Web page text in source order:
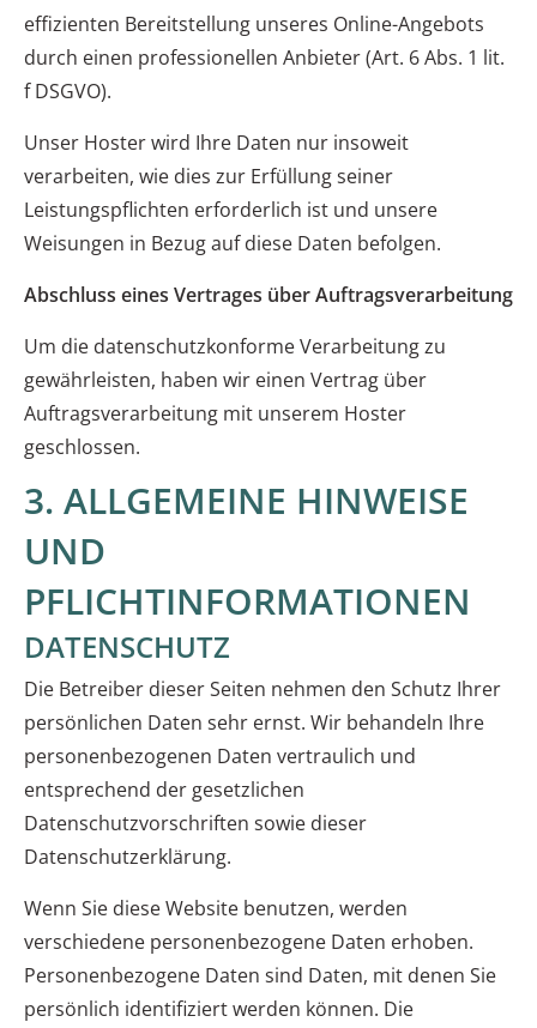
effizienten Bereitstellung unseres Online-Angebots
durch einen professionellen Anbieter (Art. 6 Abs. 1 lit.
f DSGVO).
Unser Hoster wird Ihre Daten nur insoweit
verarbeiten, wie dies zur Erfüllung seiner
Leistungspflichten erforderlich ist und unsere
Weisungen in Bezug auf diese Daten befolgen.
Abschluss eines Vertrages über Auftragsverarbeitung
Um die datenschutzkonforme Verarbeitung zu
gewährleisten, haben wir einen Vertrag über
Auftragsverarbeitung mit unserem Hoster
geschlossen.
3. ALLGEMEINE HINWEISE
UND
PFLICHTINFORMATIONEN
DATENSCHUTZ
Die Betreiber dieser Seiten nehmen den Schutz Ihrer
persönlichen Daten sehr ernst. Wir behandeln Ihre
personenbezogenen Daten vertraulich und
entsprechend der gesetzlichen
Datenschutzvorschriften sowie dieser
Datenschutzerklärung.
Wenn Sie diese Website benutzen, werden
verschiedene personenbezogene Daten erhoben.
Personenbezogene Daten sind Daten, mit denen Sie
persönlich identifiziert werden können. Die